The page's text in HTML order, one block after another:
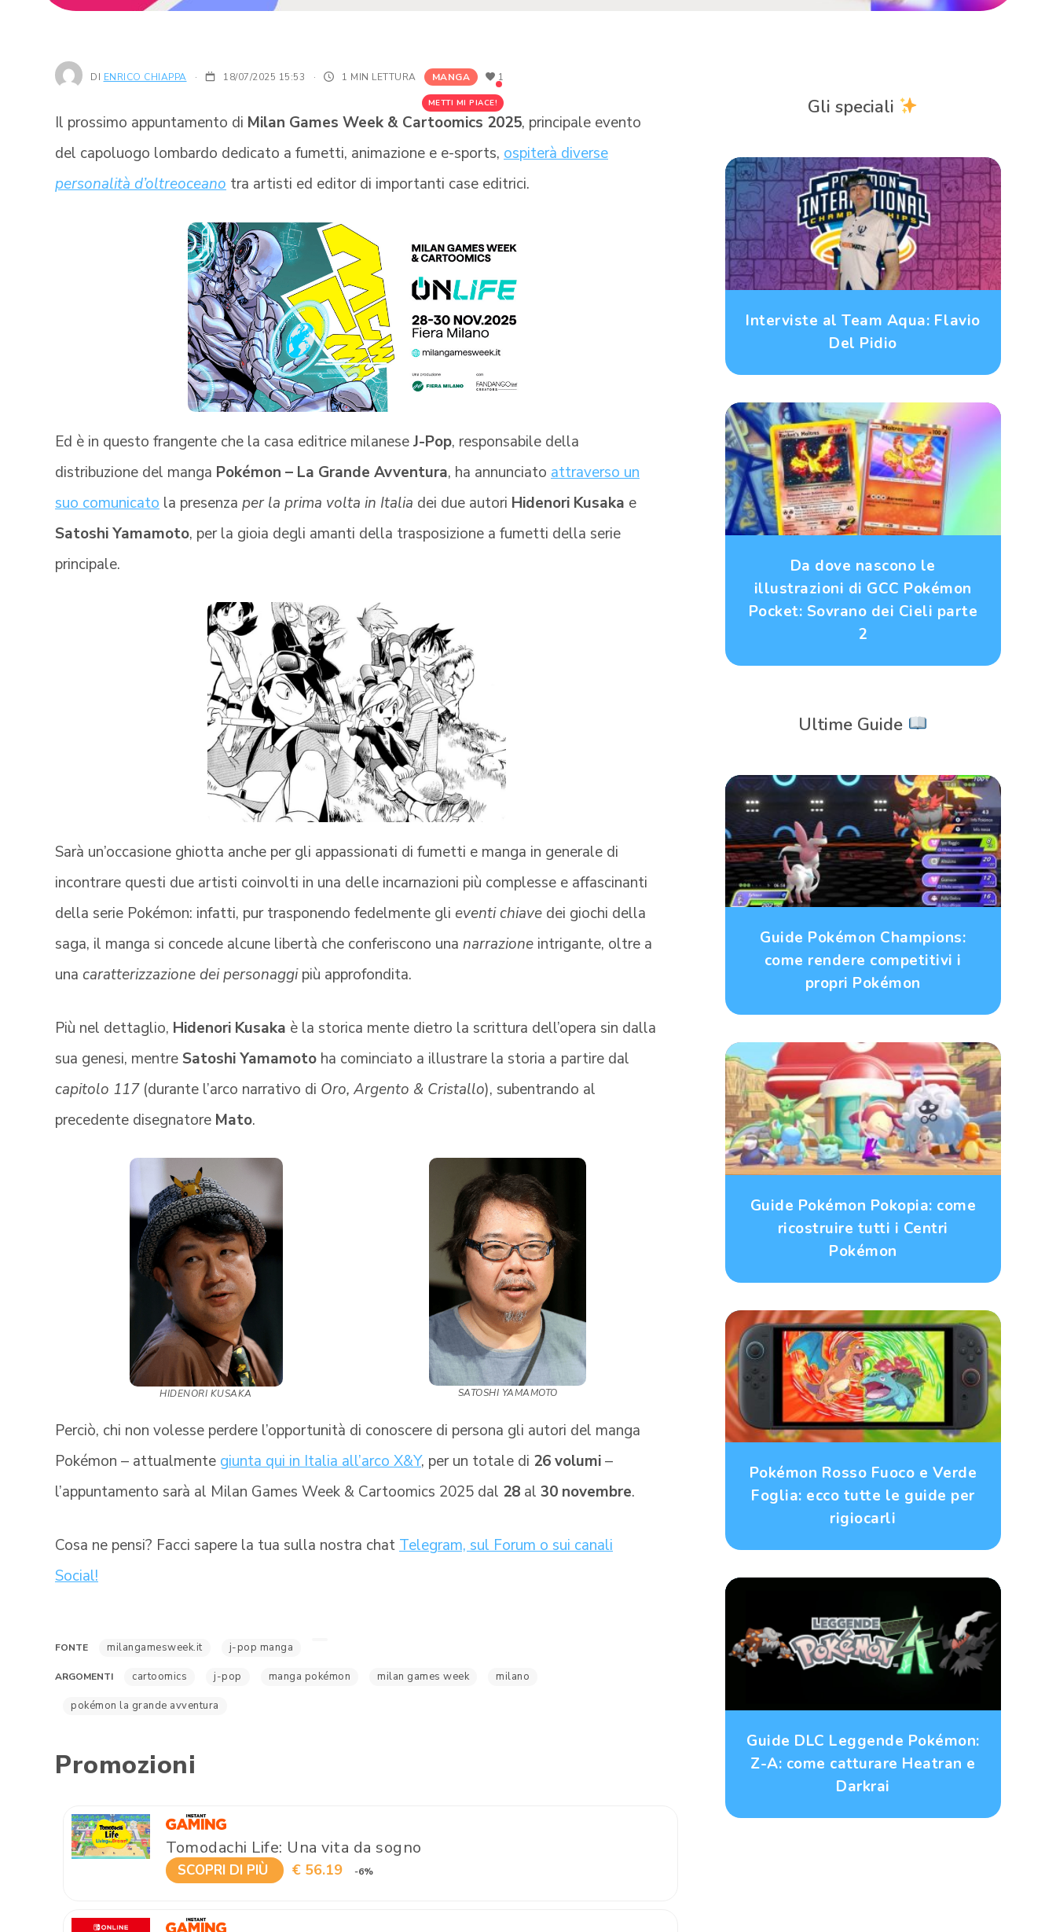
DI ENRICO CHIAPPA 18/07/2025 15:53 · 1 MIN LETTURA MANGA
METTI MI PIACE!
1
Il prossimo appuntamento di Milan Games Week & Cartoomics 2025, principale evento
del capoluogo lombardo dedicato a fumetti, animazione e e-sports, ospiterà diverse
personalità d’oltreoceano tra artisti ed editor di importanti case editrici.
Ed è in questo frangente che la casa editrice milaneseJ-Pop, responsabile della
distribuzione del manga Pokémon – La Grande Avventura, ha annunciato attraverso un
suo comunicato la presenza per la prima volta in Italia dei due autori Hidenori Kusaka e
Satoshi Yamamoto, per la gioia degli amanti della trasposizione a fumetti della serie
principale.
Sarà un’occasione ghiotta anche per gli appassionati di fumetti e manga in generale di
incontrare questi due artisti coinvolti in una delle incarnazioni più complesse e affascinanti
della serie Pokémon: infatti, pur trasponendo fedelmente gli eventi chiave dei giochi della
saga, il manga si concede alcune libertà che conferiscono una narrazione intrigante, oltre a
una caratterizzazione dei personaggipiù approfondita.
Più nel dettaglio, Hidenori Kusaka è la storica mente dietro la scrittura dell’opera sin dalla
sua genesi, mentre Satoshi Yamamoto ha cominciato a illustrare la storia a partire dal
capitolo 117(durante l’arco narrativo di Oro, Argento & Cristallo), subentrando al
precedente disegnatore Mato.
HIDENORI KUSAKA SATOSHI YAMAMOTO
Perciò, chi non volesse perdere l’opportunità di conoscere di persona gli autori del manga
Pokémon – attualmente giunta qui in Italia all’arco X&Y, per un totale di 26 volumi–
l’appuntamento sarà al Milan Games Week & Cartoomics 2025 dal 28 al 30 novembre.
Cosa ne pensi? Facci sapere la tua sulla nostra chat Telegram, sul Forum o sui canali
Social!
FONTE milangamesweek.it j-pop manga
ARGOMENTI cartoomics j-pop manga pokémon milan games week milano
pokémon la grande avventura
Promozioni
Tomodachi Life: Una vita da sogno
SCOPRI DI PIÙ € 56.19 -6%
Gli speciali
Interviste al Team Aqua: Flavio
Del Pidio
Da dove nascono le
illustrazioni di GCC Pokémon
Pocket: Sovrano dei Cieli parte
2
Ultime Guide
Guide Pokémon Champions:
come rendere competitivi i
propri Pokémon
Guide Pokémon Pokopia: come
ricostruire tutti i Centri
Pokémon
Pokémon Rosso Fuoco e Verde
Foglia: ecco tutte le guide per
rigiocarli
Guide DLC Leggende Pokémon:
Z-A: come catturare Heatran e
Darkrai